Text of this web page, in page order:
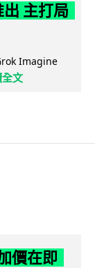
主打局
Imagine
文
價在即